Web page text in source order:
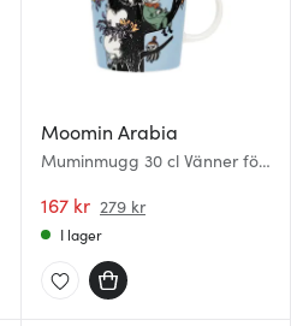
Moomin Arabia
Muminmugg 30 cl Vänner för
167 kr 279 kr
I lager